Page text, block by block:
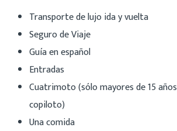
Transporte de lujo ida y vuelta
Seguro de Viaje
Guía en español
Entradas
Cuatrimoto (sólo mayores de 15
copiloto)
Una comida